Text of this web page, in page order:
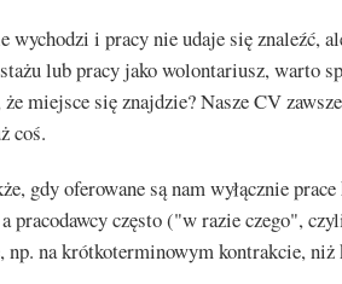
i pracy nie udaje się znaleźć,
lub pracy jako wolontariusz, warto
miejsce się znajdzie? Nasze CV
coś.
gdy oferowane są nam wyłącznie
pracodawcy często ("w razie czego",
np. na krótkoterminowym kontrakcie, niż